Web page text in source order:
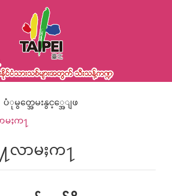
ပိတ်ပင်မှုကိုကျော်လိုက်ပါ
ပံုမွတ္အေမးနွင့္အေျဖ
ႈက႑
ာမႈက႑